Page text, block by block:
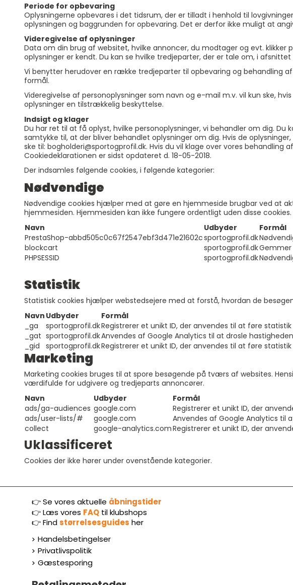
Periode for opbevaring
Oplysningerne opbevares i det tidsrum, der er tilladt i henhold til
oplysningen og baggrunden for opbevaring. Det er derfor ikke muligt at
Videregivelse af oplysninger
Data om din brug af websitet, hvilke annoncer, du modtager og evt.
oplysninger er kendt. Du kan se hvilke tredjeparter, der er tale om, i
Vi benytter herudover en række tredjeparter til opbevaring og behandling
formål.
Videregivelse af personoplysninger som navn og e-mail m.v. vil kun ske,
oplysninger en tilstrækkelig beskyttelse.
Indsigt og klager
Du har ret til at få oplyst, hvilke personoplysninger, vi behandler om dig.
samtykke til, at der bliver behandlet oplysninger om dig. Hvis de
ske til: bogholderi@sportogprofil.dk. Hvis du vil klage over vores
Cookiedeklarationen er sidst opdateret d. 18-05-2018.
Der indsamles følgende cookies, i følgende kategorier:
Nødvendige
Nødvendige cookies hjælper med at gøre en hjemmeside brugbar ved at
hjemmesiden. Hjemmesiden kan ikke fungere ordentligt uden disse cookies.
Navn
Udbyder Formål
PrestaShop-abbd505c0c67f2547ebf3d471e21602csportogprofil.dk
blockcart
sportogprofil.dkGemmer
PHPSESSID
sportogprofil.dk
Statistik
Statistisk cookies hjælper webstedsejere med at forstå, hvordan de
Navn Udbyder Formål
_ga
sportogprofil.dkRegistrerer et unikt ID, der anvendes til at føre
_gat sportogprofil.dkAnvendes af Google Analytics til at drosle
_gid
sportogprofil.dkRegistrerer et unikt ID, der anvendes til at føre
Marketing
Marketing cookies bruges til at spore besøgende på tværs af websites.
værdifulde for udgivere og tredjeparts annoncører.
Navn
Udbyder Formål
ads/ga-audiences google.com Registrerer et unikt ID, der
ads/user-lists/#
google.com Anvendes af Google Analytics til
collect
google-analytics.comRegistrerer et unikt ID, der
Uklassificeret
Cookies der ikke hører under ovenstående kategorier.
👉 Se vores aktuelle åbningstider
👉Læs vores FAQtil klubshops
👉Findstørrelsesguides her
Handelsbetingelser
Privatlivspolitik
Gæstesporing